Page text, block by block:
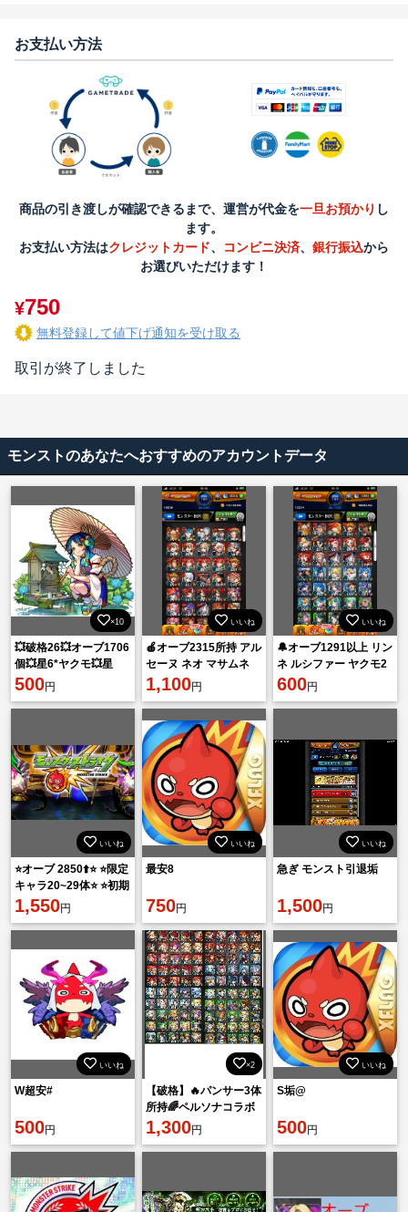
お支払い方法
商品の引き渡しが確認できるまで、運営が代金を一旦お預かり し
ます。
お支払い方法はクレジットカード、 コンビニ決済、 銀行振込から
お選びいただけます！
¥750
無料登録して値下げ通知を受け取る
取引が終了しました
モンストのあなたへおすすめのアカウントデータ
×10
💥破格26💥オーブ1706
個💥星6*ヤクモ💥星
6*11体💥💥💥💥💥💥💥
500円
いいね
🍎オーブ2315所持 アル
セーヌ ネオ マサムネ
ヤクモ2体🍎
1,100円
いいね
🔔オーブ1291以上 リン
ネ ルシファー ヤクモ2
体所持🔔
600円
いいね
⭐️オーブ 2850⬆️⭐️ ⭐️限定
キャラ20~29体⭐️ ⭐️初期
アカウント⭐️
1,550円
いいね
最安8
750円
いいね
急ぎ モンスト引退垢
1,500円
いいね
W超安#
500円
×2
【破格】🔥パンサー3体
所持🌈ペルソナコラボ
コンプ環境垢✨
1,300円
いいね
S垢@
500円